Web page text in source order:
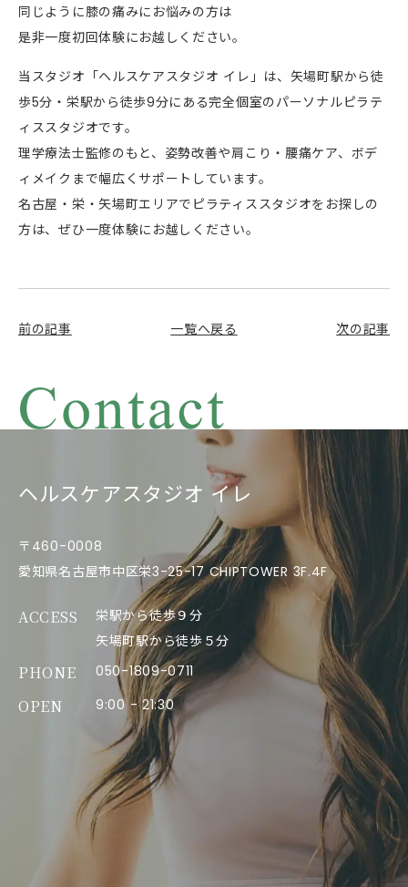
同じように膝の痛みにお悩みの方は
是非一度初回体験にお越しください。
当スタジオ「ヘルスケアスタジオ イレ」は、矢場町駅から徒
歩5分・栄駅から徒歩9分にある完全個室のパーソナルピラテ
ィススタジオです。
理学療法士監修のもと、姿勢改善や肩こり・腰痛ケア、ボデ
ィメイクまで幅広くサポートしています。
名古屋・栄・矢場町エリアでピラティススタジオをお探しの
方は、ぜひ一度体験にお越しください。
前の記事 一覧へ戻る 次の記事
ヘルスケアスタジオ イレ
〒460-0008
愛知県名古屋市中区栄3-25-17 CHIPTOWER 3F.4F
ACCESS
栄駅から徒歩９分
矢場町駅から徒歩５分
PHONE 050-1809-0711
OPEN 9:00 - 21:30